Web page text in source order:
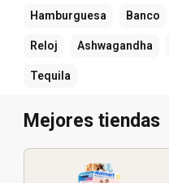
Hamburguesa Banco
Reloj Ashwagandha
Tequila
Mejores tiendas